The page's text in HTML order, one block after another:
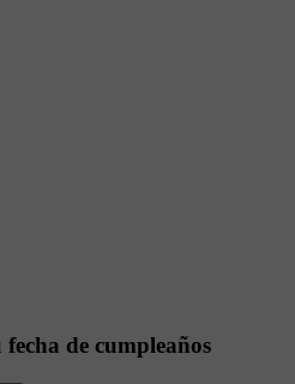
de cumpleaños